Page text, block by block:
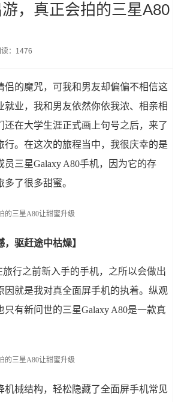
，真正会拍的三星A80
读：1476
侣的魔咒，可我和男友却偏偏不相信这
就业，我和男友依然你依我浓、相亲相
还在大学生涯正式画上句号之后，来了
行。在这次的旅程当中，我很庆幸的是
三星Galaxy A80手机，因为它的存
了很多甜蜜。
，驱赶途中枯燥】
旅行之前新入手的手机，之所以会做出
因就是我对真全面屏手机的执着。纵观
有新问世的三星Galaxy A80是一款真
机械结构，轻松隐藏了全面屏手机常见